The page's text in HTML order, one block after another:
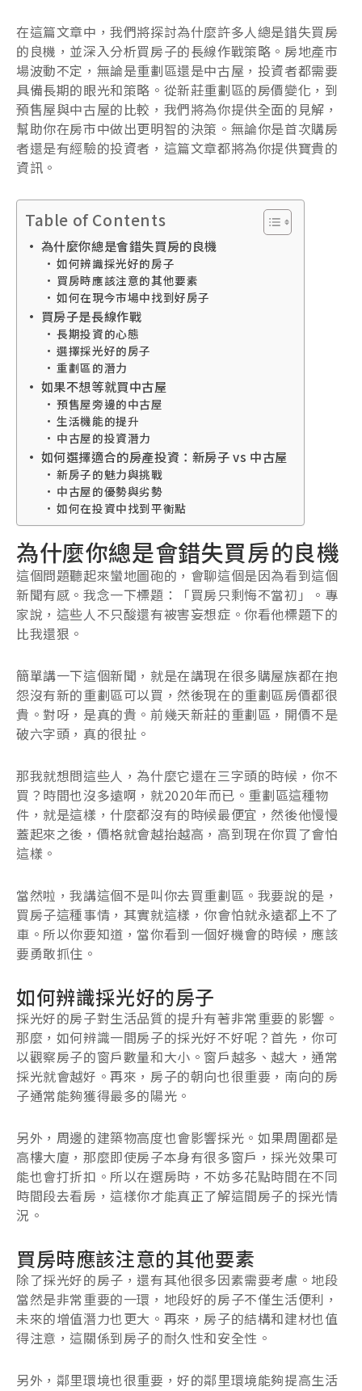
在這篇文章中，我們將探討為什麼許多人總是錯失買房
的良機，並深入分析買房子的長線作戰策略。房地產市
場波動不定，無論是重劃區還是中古屋，投資者都需要
具備長期的眼光和策略。從新莊重劃區的房價變化，到
預售屋與中古屋的比較，我們將為你提供全面的見解，
幫助你在房市中做出更明智的決策。無論你是首次購房
者還是有經驗的投資者，這篇文章都將為你提供寶貴的
資訊。
Table of Contents
為什麼你總是會錯失買房的良機
如何辨識採光好的房子
買房時應該注意的其他要素
如何在現今市場中找到好房子
買房子是長線作戰
長期投資的心態
選擇採光好的房子
重劃區的潛力
如果不想等就買中古屋
預售屋旁邊的中古屋
生活機能的提升
中古屋的投資潛力
如何選擇適合的房產投資：新房子 vs 中古屋
新房子的魅力與挑戰
中古屋的優勢與劣勢
如何在投資中找到平衡點
為什麼你總是會錯失買房的良機
這個問題聽起來蠻地圖砲的，會聊這個是因為看到這個
新聞有感。我念一下標題：「買房只剩悔不當初」。專
家說，這些人不只酸還有被害妄想症。你看他標題下的
比我還狠。
簡單講一下這個新聞，就是在講現在很多購屋族都在抱
怨沒有新的重劃區可以買，然後現在的重劃區房價都很
貴。對呀，是真的貴。前幾天新莊的重劃區，開價不是
破六字頭，真的很扯。
那我就想問這些人，為什麼它還在三字頭的時候，你不
買？時間也沒多遠啊，就2020年而已。重劃區這種物
件，就是這樣，什麼都沒有的時候最便宜，然後他慢慢
蓋起來之後，價格就會越抬越高，高到現在你買了會怕
這樣。
當然啦，我講這個不是叫你去買重劃區。我要說的是，
買房子這種事情，其實就這樣，你會怕就永遠都上不了
車。所以你要知道，當你看到一個好機會的時候，應該
要勇敢抓住。
如何辨識採光好的房子
採光好的房子對生活品質的提升有著非常重要的影響。
那麼，如何辨識一間房子的採光好不好呢？首先，你可
以觀察房子的窗戶數量和大小。窗戶越多、越大，通常
採光就會越好。再來，房子的朝向也很重要，南向的房
子通常能夠獲得最多的陽光。
另外，周邊的建築物高度也會影響採光。如果周圍都是
高樓大廈，那麼即使房子本身有很多窗戶，採光效果可
能也會打折扣。所以在選房時，不妨多花點時間在不同
時間段去看房，這樣你才能真正了解這間房子的採光情
況。
買房時應該注意的其他要素
除了採光好的房子，還有其他很多因素需要考慮。地段
當然是非常重要的一環，地段好的房子不僅生活便利，
未來的增值潛力也更大。再來，房子的結構和建材也值
得注意，這關係到房子的耐久性和安全性。
另外，鄰里環境也很重要，好的鄰里環境能夠提高生活